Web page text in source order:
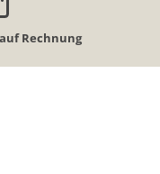
Rechnung